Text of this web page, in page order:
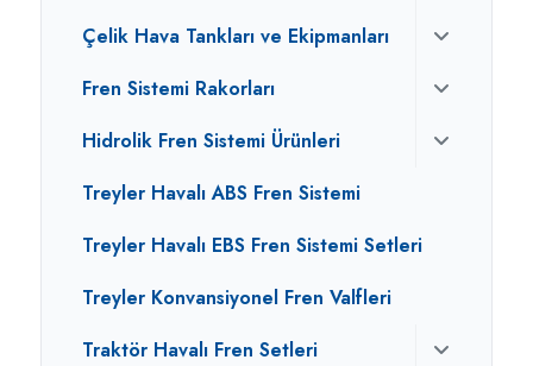
Çelik Hava Tankları ve Ekipmanları
Fren Sistemi Rakorları
Hidrolik Fren Sistemi Ürünleri
Treyler Havalı ABS Fren Sistemi
Treyler Havalı EBS Fren Sistemi Setleri
Treyler Konvansiyonel Fren Valfleri
Traktör Havalı Fren Setleri